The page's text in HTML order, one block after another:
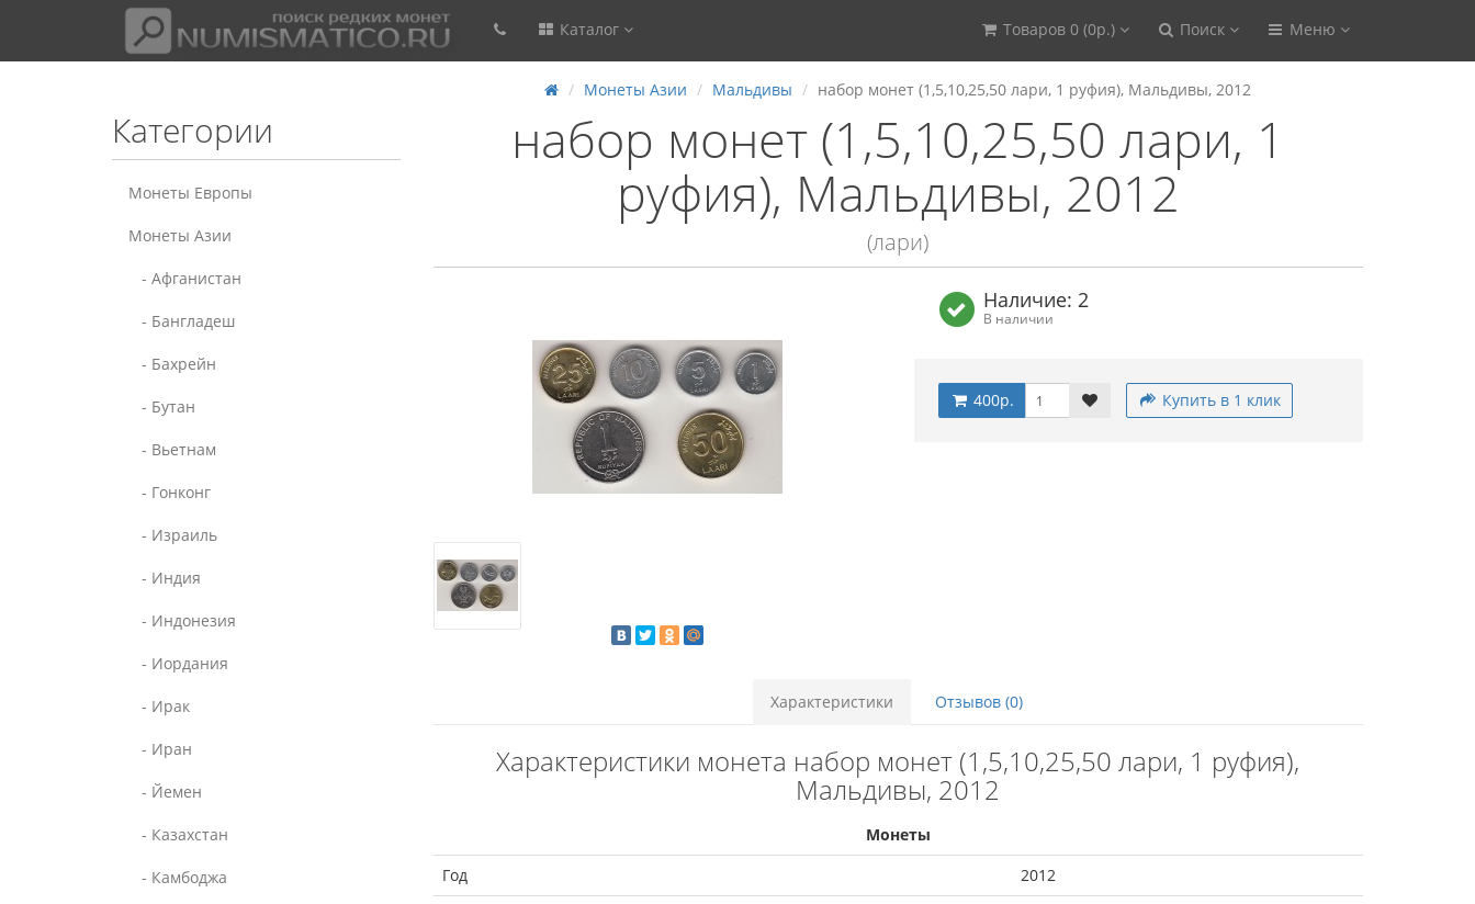
Каталог Товаров 0 (0р.) Поиск Меню
Категории
Монеты Европы
Монеты Азии
- Афганистан
- Бангладеш
- Бахрейн
- Бутан
- Вьетнам
- Гонконг
- Израиль
- Индия
- Индонезия
- Иордания
- Ирак
- Иран
- Йемен
- Казахстан
- Камбоджа
Монеты Азии Мальдивы набор монет (1,5,10,25,50 лари, 1 руфия), Мальдивы, 2012
набор монет (1,5,10,25,50 лари, 1
руфия), Мальдивы, 2012
(лари)
Наличие: 2
В наличии
400р. Купить в 1 клик
Характеристики Отзывов (0)
Характеристики монета набор монет (1,5,10,25,50 лари, 1 руфия),
Мальдивы, 2012
Монеты
Год
2012